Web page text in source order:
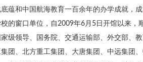
蕴和中国航海教育一百余年的办学成就，
的窗口单位，自2009年6月5日开馆以来，
级领导、国务院、交通运输部、外交部、
团、北方重工集团、大唐集团、中远集团